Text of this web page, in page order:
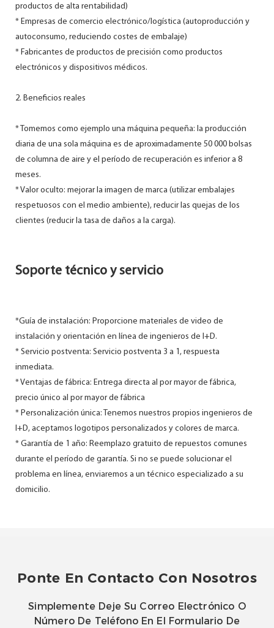
productos de alta rentabilidad)
* Empresas de comercio electrónico/logística (autoproducción y
autoconsumo, reduciendo costes de embalaje)
* Fabricantes de productos de precisión como productos
electrónicos y dispositivos médicos.
2. Beneficios reales
* Tomemos como ejemplo una máquina pequeña: la producción
diaria de una sola máquina es de aproximadamente 50 000 bolsas
de columna de aire y el período de recuperación es inferior a 8
meses.
* Valor oculto: mejorar la imagen de marca (utilizar embalajes
respetuosos con el medio ambiente), reducir las quejas de los
clientes (reducir la tasa de daños a la carga).
Soporte técnico y servicio
*Guía de instalación: Proporcione materiales de video de
instalación y orientación en línea de ingenieros de I+D.
* Servicio postventa: Servicio postventa 3 a 1, respuesta
inmediata.
* Ventajas de fábrica: Entrega directa al por mayor de fábrica,
precio único al por mayor de fábrica
* Personalización única: Tenemos nuestros propios ingenieros de
I+D, aceptamos logotipos personalizados y colores de marca.
* Garantía de 1 año: Reemplazo gratuito de repuestos comunes
durante el período de garantía. Si no se puede solucionar el
problema en línea, enviaremos a un técnico especializado a su
domicilio.
Ponte En Contacto Con Nosotros
Simplemente Deje Su Correo Electrónico O
Número De Teléfono En El Formulario De